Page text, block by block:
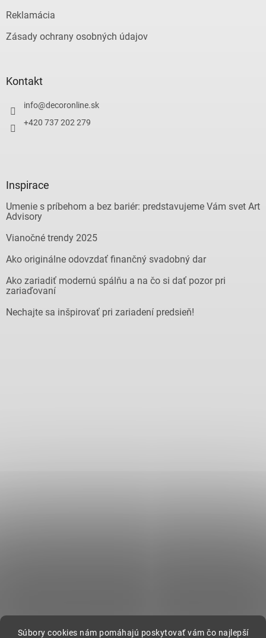
Súbory cookies nám pomáhajú poskytovať vám čo najlepší
Reklamácia
Zásady ochrany osobných údajov
Kontakt
info@decoronline.sk
+420 737 202 279
Inspirace
Umenie s príbehom a bez bariér: predstavujeme Vám svet Art
Advisory
Vianočné trendy 2025
Ako originálne odovzdať finančný svadobný dar
Ako zariadiť modernú spálňu a na čo si dať pozor pri
zariaďovaní
Nechajte sa inšpirovať pri zariadení predsieň!